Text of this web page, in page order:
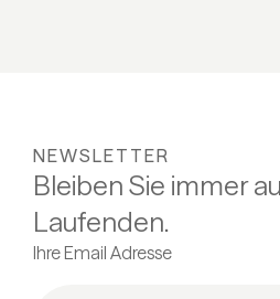
NEWSLETTER
Bleiben Sie immer
Laufenden.
Ihre Email Adresse